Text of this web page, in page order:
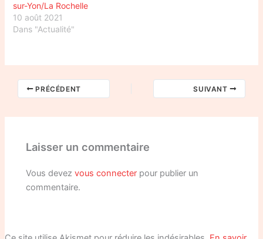
sur-Yon/La Rochelle
10 août 2021
Dans "Actualité"
PRÉCÉDENT SUIVANT
Laisser un commentaire
Vous devezvous connecter pour publier un
commentaire.